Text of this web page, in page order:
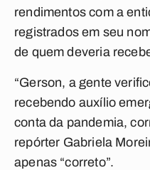
rendimentos com a
registrados em seu
de quem deveria
“Gerson, a gente
recebendo auxílio
conta da pandemia,
repórter Gabriela
apenas “correto”.